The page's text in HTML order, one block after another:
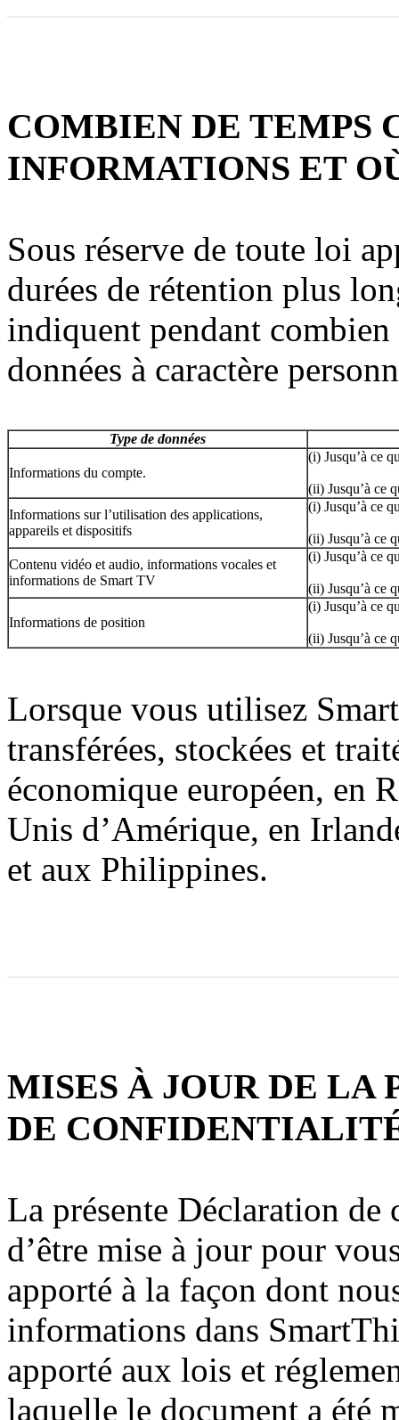
COMBIEN DE TEMPS
INFORMATIONS ET
Sous réserve de toute loi
durées de rétention plus
indiquent pendant
données à caractère
Type de données
Informations du compte.
(i) Jusqu’à ce
(ii) Jusqu’à ce
Informations sur l’utilisation des applications,
appareils et dispositifs
(i) Jusqu’à ce
(ii) Jusqu’à ce
Contenu vidéo et audio, informations vocales et
informations de Smart TV
(i) Jusqu’à ce
(ii) Jusqu’à ce
Informations de position
(i) Jusqu’à ce
(ii) Jusqu’à ce
Lorsque vous utilisez
transférées, stockées et
économique européen, en
Unis d’Amérique, en
et aux Philippines.
MISES À JOUR DE LA
DE
La présente Déclaration
d’être mise à jour pour
apporté à la façon dont
informations dans
apporté aux lois et
laquelle le document a été